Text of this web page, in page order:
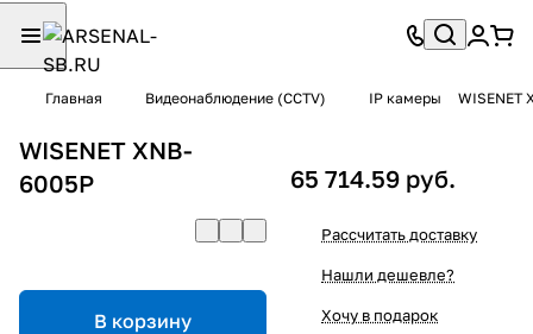
Главная Видеонаблюдение (CCTV) IP камеры WISENET
WISENET XNB-
6005P
В корзину
65 714.59 руб.
Рассчитать доставку
Нашли дешевле?
Хочу в подарок